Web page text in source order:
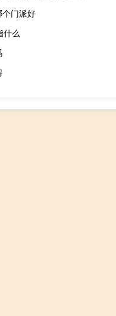
门派好
什么